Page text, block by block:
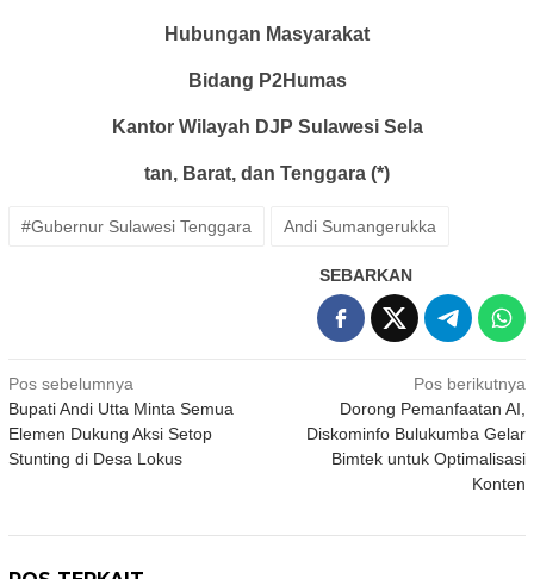
Hubungan Masyarakat
Bidang P2Humas
Kantor Wilayah DJP Sulawesi Sela
tan, Barat, dan Tenggara (*)
#Gubernur Sulawesi Tenggara Andi Sumangerukka
SEBARKAN
Navigasi
pos
Pos sebelumnya
Bupati Andi Utta Minta Semua
Elemen Dukung Aksi Setop
Stunting di Desa Lokus
Pos berikutnya
Dorong Pemanfaatan AI,
Diskominfo Bulukumba Gelar
Bimtek untuk Optimalisasi
Konten